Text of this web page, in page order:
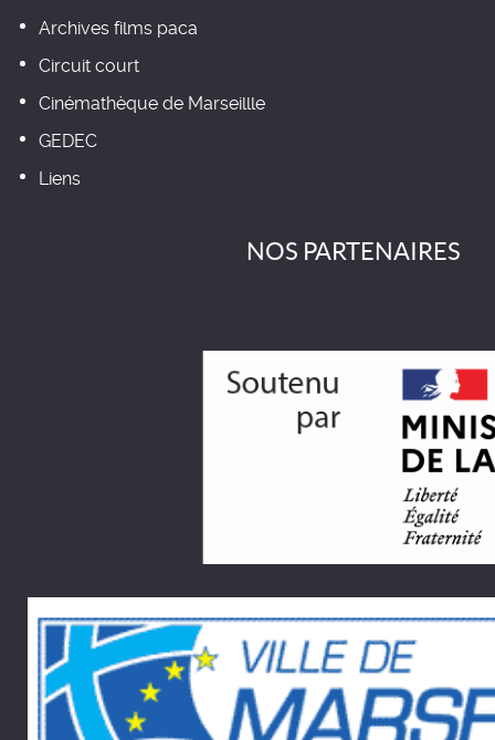
Archives films paca
Circuit court
Cinémathèque de Marseillle
GEDEC
Liens
NOS PARTENAIRES